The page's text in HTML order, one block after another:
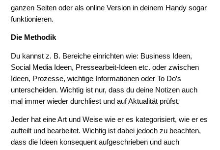
ganzen Seiten oder als online Version in deinem Handy sogar
funktionieren.
Die Methodik
Du kannst z. B. Bereiche einrichten wie: Business Ideen,
Social Media Ideen, Pressearbeit-Ideen etc. oder zwischen
Ideen, Prozesse, wichtige Informationen oder To Do’s
unterscheiden. Wichtig ist nur, dass du deine Notizen auch
mal immer wieder durchliest und auf Aktualität prüfst.
Jeder hat eine Art und Weise wie er es kategorisiert, wie er es
aufteilt und bearbeitet. Wichtig ist dabei jedoch zu beachten,
dass die Ideen konsequent aufgeschrieben und auch